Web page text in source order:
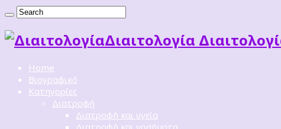
Διαιτoλογία
Home
Βιογραφικό
Κατηγορίες
Διατροφή
Διατροφή και υγεία
Διατροφή και νοσήματα